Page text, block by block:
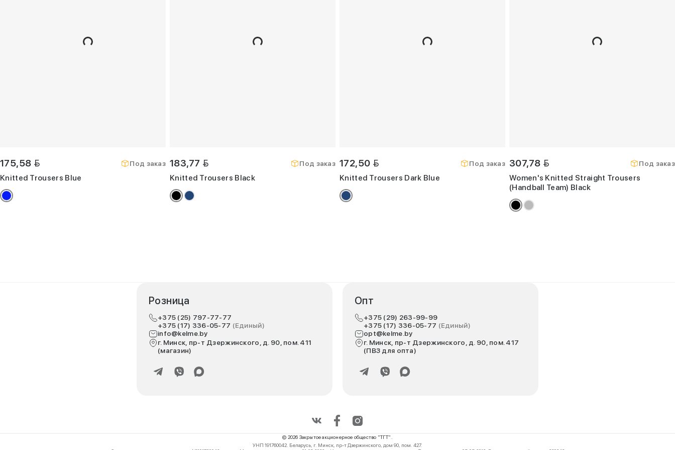
175,58 BYN Под заказ
Knitted Trousers Blue
183,77 BYN Под заказ
Knitted Trousers Black
172,50 BYN Под заказ
Knitted Trousers Dark Blue
307,78 BYN Под заказ
Women's Knitted Straight Trousers
(Handball Team) Black
Розница
+375 (25) 797-77-77
+375 (17) 336-05-77 (Единый)
info@kelme.by
г. Минск, пр-т Дзержинского, д. 90, пом. 411
(магазин)
Опт
+375 (29) 263-99-99
+375 (17) 336-05-77 (Единый)
opt@kelme.by
г. Минск, пр-т Дзержинского, д. 90, пом. 417
(ПВЗ для опта)
© 2026 Закрытое акционерное общество "ТГТ".
УНП 191760042. Беларусь, г. Минск, пр-т Дзержинского, дом 90, пом. 427.